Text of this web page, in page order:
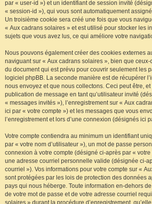
par « user-id ») et un identifiant de session invité
« session-id »), qui vous sont automatiquement
Un troisième cookie sera créé une fois que vous
« Aux cadrans solaires » et est utilisé pour stocker les
sujets que vous avez lus, ce qui améliore votre
Nous pouvons également créer des cookies externes
naviguant sur « Aux cadrans solaires », bien que
du document qui est prévu pour couvrir seulement les
logiciel phpBB. La seconde manière est de récupérer
nous envoyez et que nous collectons. Ceci peut être, et
publication de message en tant qu’utilisateur invité
« messages invités »), l’enregistrement sur « Aux
ici par « votre compte ») et les messages que vous
l’enregistrement et lors d’une connexion (désignés ici
Votre compte contiendra au minimum un identifiant
par « votre nom d’utilisateur »), un mot de passe
connexion à votre compte (désigné ci-après par « votre
une adresse courriel personnelle valide (désignée ci-
courriel »). Vos informations pour votre compte sur «
sont protégées par les lois de protection des données
pays qui nous héberge. Toute information en-dehors
de votre mot de passe et de votre adresse courriel